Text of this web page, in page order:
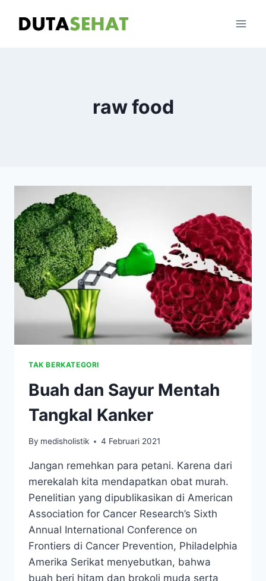
raw food
TAK BERKATEGORI
Buah dan Sayur Mentah
Tangkal Kanker
By medisholistik 4 Februari 2021
Jangan remehkan para petani. Karena dari
merekalah kita mendapatkan obat murah.
Penelitian yang dipublikasikan di American
Association for Cancer Research’s Sixth
Annual International Conference on
Frontiers di Cancer Prevention, Philadelphia
Amerika Serikat menyebutkan, bahwa
buah beri hitam dan brokoli muda serta